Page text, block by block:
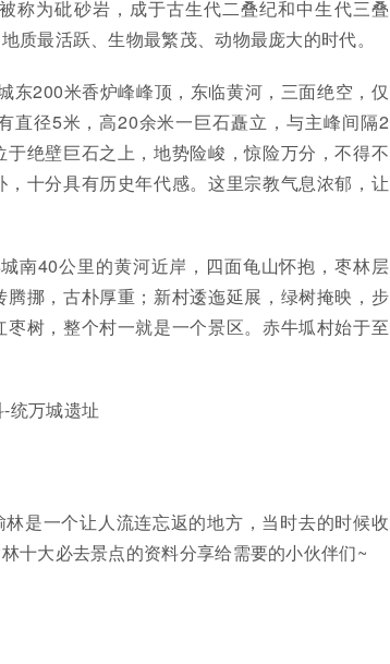
称为砒砂岩，成于古生代二叠纪和中生代三叠
质最活跃、生物最繁茂、动物最庞大的时代。
东200米香炉峰峰顶，东临黄河，三面绝空，仅
直径5米，高20余米一巨石矗立，与主峰间隔2
绝壁巨石之上，地势险峻，惊险万分，不得不
十分具有历史年代感。这里宗教气息浓郁，让
南40公里的黄河近岸，四面龟山怀抱，枣林层
挪，古朴厚重；新村逶迤延展，绿树掩映，步
树，整个村一就是一个景区。赤牛坬村始于至
统万城遗址
是一个让人流连忘返的地方，当时去的时候收
十大必去景点的资料分享给需要的小伙伴们~